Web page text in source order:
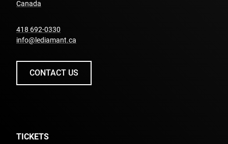
Canada
418 692-0330
info@lediamant.ca
CONTACT US
TICKETS